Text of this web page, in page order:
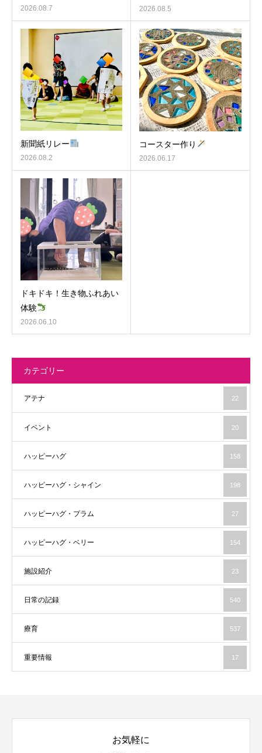
2026.08.7 2026.08.5
新聞紙リレー
2026.08.2
コースター作り
2026.06.17
ドキドキ！生き物ふれあい
体験
2026.06.10
カテゴリー
アテナ 22
イベント 20
ハッピーハグ 158
ハッピーハグ・シャイン 198
ハッピーハグ・プラム 27
ハッピーハグ・ベリー 154
施設紹介 23
日常の記録 540
療育 537
重要情報 17
お気軽に